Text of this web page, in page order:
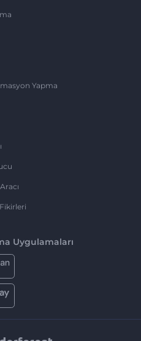
Yapma
Uygulamaları